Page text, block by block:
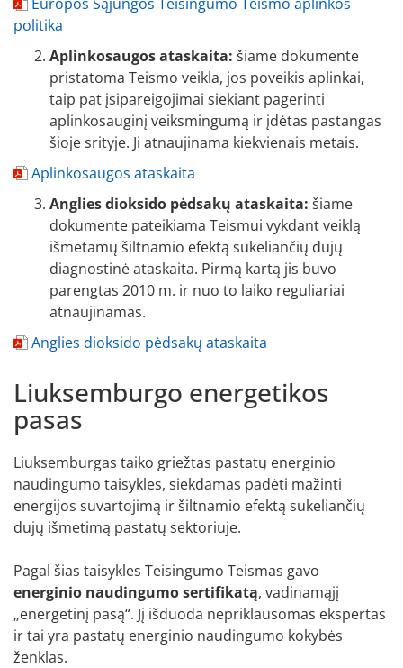
politika
Aplinkosaugos ataskaita: šiame dokumente
pristatoma Teismo veikla, jos poveikis aplinkai,
taip pat įsipareigojimai siekiant pagerinti
aplinkosauginį veiksmingumą ir įdėtas pastangas
šioje srityje. Ji atnaujinama kiekvienais metais.
Aplinkosaugos ataskaita
Anglies dioksido pėdsakų ataskaita: šiame
dokumente pateikiama Teismui vykdant veiklą
išmetamų šiltnamio efektą sukeliančių dujų
diagnostinė ataskaita. Pirmą kartą jis buvo
parengtas 2010 m. ir nuo to laiko reguliariai
atnaujinamas.
Anglies dioksido pėdsakų ataskaita
Liuksemburgo energetikos
pasas
Liuksemburgas taiko griežtas pastatų energinio
naudingumo taisykles, siekdamas padėti mažinti
energijos suvartojimą ir šiltnamio efektą sukeliančių
dujų išmetimą pastatų sektoriuje.
Pagal šias taisykles Teisingumo Teismas gavo
energinio naudingumo sertifikatą, vadinamąjį
„energetinį pasą“. Jį išduoda nepriklausomas ekspertas
ir tai yra pastatų energinio naudingumo kokybės
ženklas.